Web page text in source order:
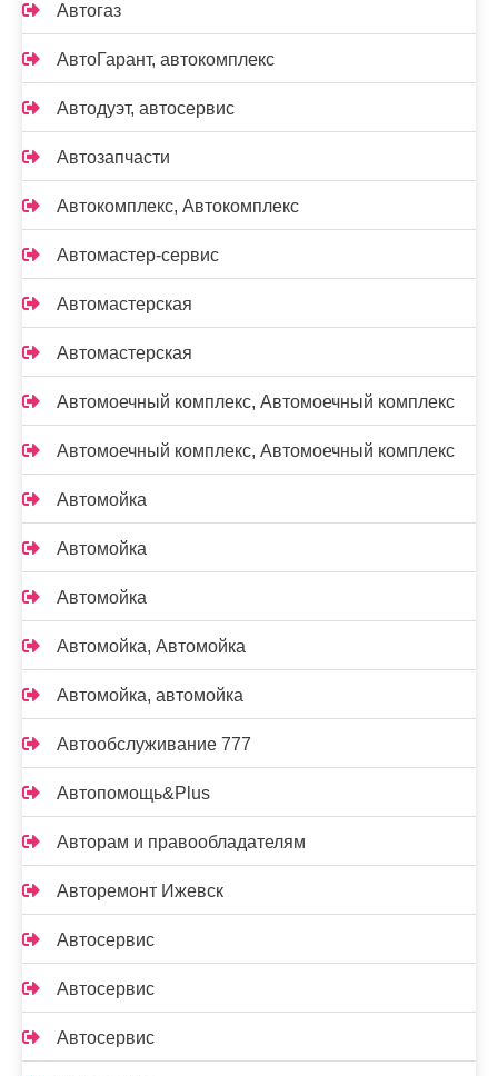
Автогаз
АвтоГарант, автокомплекс
Автодуэт, автосервис
Автозапчасти
Автокомплекс, Автокомплекс
Автомастер-сервис
Автомастерская
Автомастерская
Автомоечный комплекс, Автомоечный комплекс
Автомоечный комплекс, Автомоечный комплекс
Автомойка
Автомойка
Автомойка
Автомойка, Автомойка
Автомойка, автомойка
Автообслуживание 777
Автопомощь&Plus
Авторам и правообладателям
Авторемонт Ижевск
Автосервис
Автосервис
Автосервис